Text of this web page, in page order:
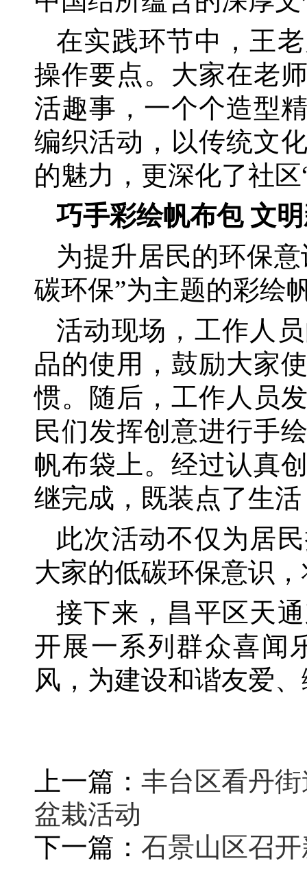
在实践环节中，王
操作要点。大家在老
活趣事，一个个造型
编织活动，以传统文
的魅力，更深化了社区
巧手彩绘帆布包 文
为提升居民的环保
碳环保”为主题的彩绘
活动现场，工作人
品的使用，鼓励大家
惯。随后，工作人员
民们发挥创意进行手
帆布袋上。经过认真
继完成，既装点了生
此次活动不仅为居
大家的低碳环保意识
接下来，昌平区天
开展一系列群众喜闻
风，为建设和谐友爱
上一篇： 丰台区看丹
盆栽活动
下一篇： 石景山区召